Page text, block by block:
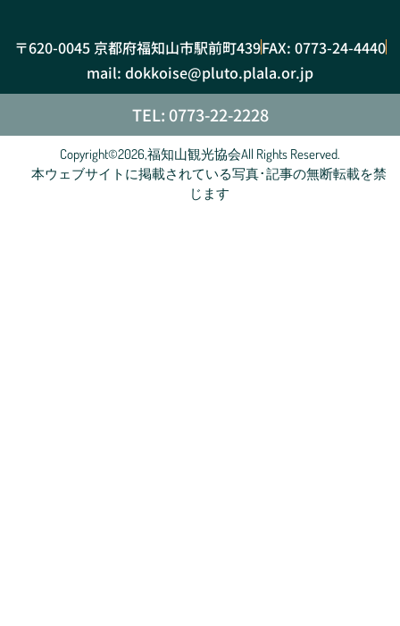
〒620-0045 京都府福知山市駅前町439FAX: 0773-24-4440
mail: dokkoise@pluto.plala.or.jp
TEL: 0773-22-2228
Copyright©2026,福知山観光協会All Rights Reserved.
本ウェブサイトに掲載されている写真･記事の無断転載を禁
じます